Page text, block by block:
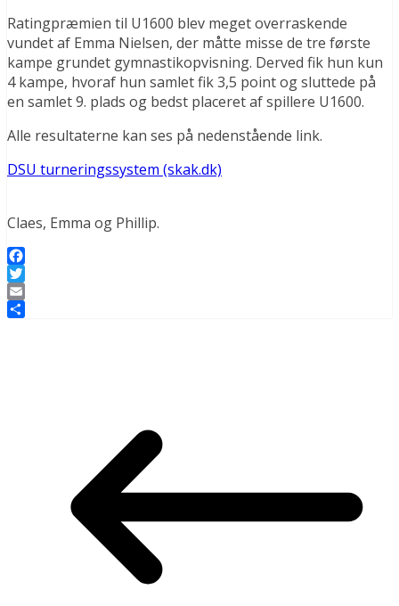
Ratingpræmien til U1600 blev meget overraskende
vundet af Emma Nielsen, der måtte misse de tre første
kampe grundet gymnastikopvisning. Derved fik hun kun
4 kampe, hvoraf hun samlet fik 3,5 point og sluttede på
en samlet 9. plads og bedst placeret af spillere U1600.
Alle resultaterne kan ses på nedenstående link.
DSU turneringssystem (skak.dk)
Claes, Emma og Phillip.
Facebook
Twitter
Email